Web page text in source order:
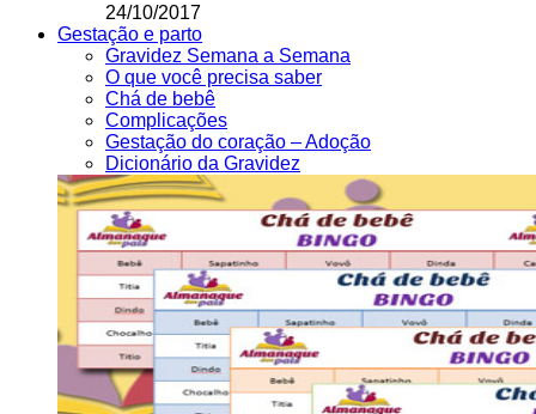
24/10/2017
Gestação e parto
Gravidez Semana a Semana
O que você precisa saber
Chá de bebê
Complicações
Gestação do coração – Adoção
Dicionário da Gravidez